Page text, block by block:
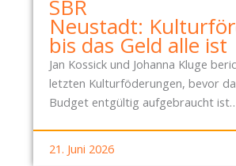
SBR
Neustadt:
bis das Geld alle ist
Jan Kossick und Johanna Kluge
letzten Kulturföderungen, bevor
Budget entgültig aufgebraucht
21. Juni 2026